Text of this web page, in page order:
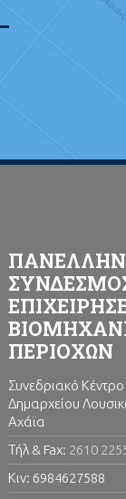
ΠΕΡΙΟΧΩΝ
Συνεδριακό
Δημαρχείου
Αχάϊα
Τήλ & Fax: 2610
Κιν: 6984627588